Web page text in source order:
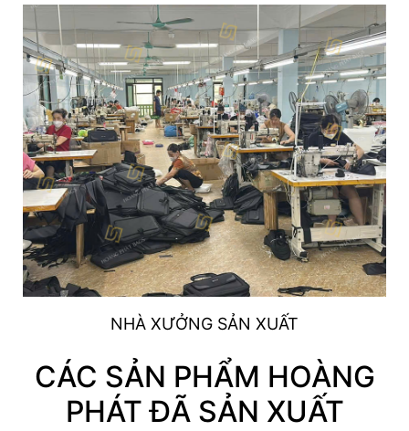
NHÀ XƯỞNG SẢN XUẤT
CÁC SẢN PHẨM HOÀNG
PHÁT ĐÃ SẢN XUẤT